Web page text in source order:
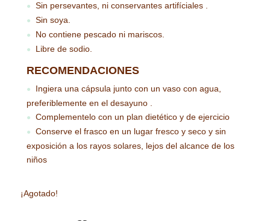
● Sin persevantes, ni conservantes artifíciales .
● Sin soya.
● No contiene pescado ni mariscos.
● Libre de sodio.
RECOMENDACIONES
●
Ingiera una cápsula junto con un vaso con agua,
preferiblemente en el desayuno .
● Complementelo con un plan dietético y de ejercicio
●
Conserve el frasco en un lugar fresco y seco y sin
exposición a los rayos solares, lejos del alcance de los
niños
¡Agotado!